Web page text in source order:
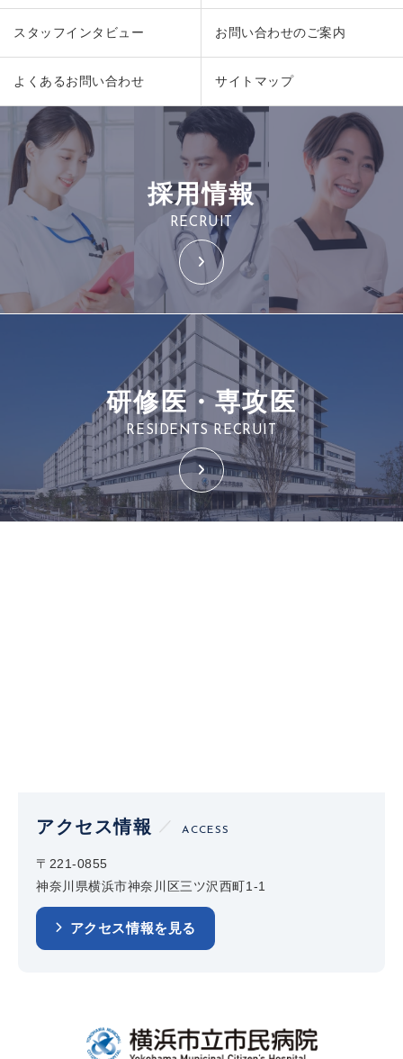
スタッフインタビュー お問い合わせのご案内
よくあるお問い合わせ サイトマップ
採用情報
RECRUIT
研修医・専攻医
RESIDENTS RECRUIT
アクセス情報 ACCESS
〒221-0855
神奈川県横浜市神奈川区三ツ沢西町1-1
アクセス情報を見る